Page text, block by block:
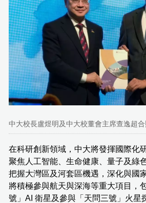
中大校長盧煜明及中大校董會主席查逸超
在科研創新領域，中大將發揮國際化
聚焦人工智能、生命健康、量子及綠
把握大灣區及河套區機遇，深化與國
將積極參與航天與深海等重大項目，
號」AI 衛星及參與「天問三號」火星